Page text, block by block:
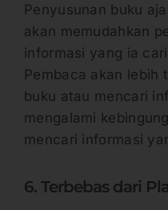
Penyusunan buku
akan memudahkan
informasi yang ia
Pembaca akan lebih
buku atau mencari
mengalami
mencari informasi
6. Terbebas dari